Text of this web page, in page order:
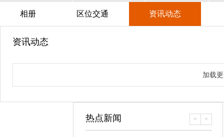
相册 区位交通 资讯动态
资讯动态
加载
热点新闻 < >